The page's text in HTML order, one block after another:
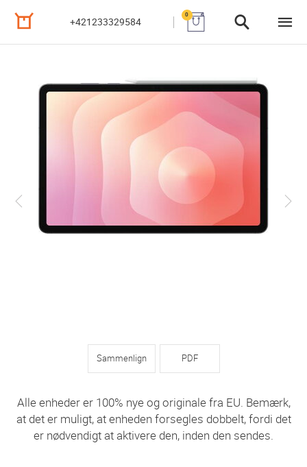
+421233329584
0
Sammenlign PDF
Alle enheder er 100% nye og originale fra EU. Bemærk,
at det er muligt, at enheden forsegles dobbelt, fordi det
er nødvendigt at aktivere den, inden den sendes.